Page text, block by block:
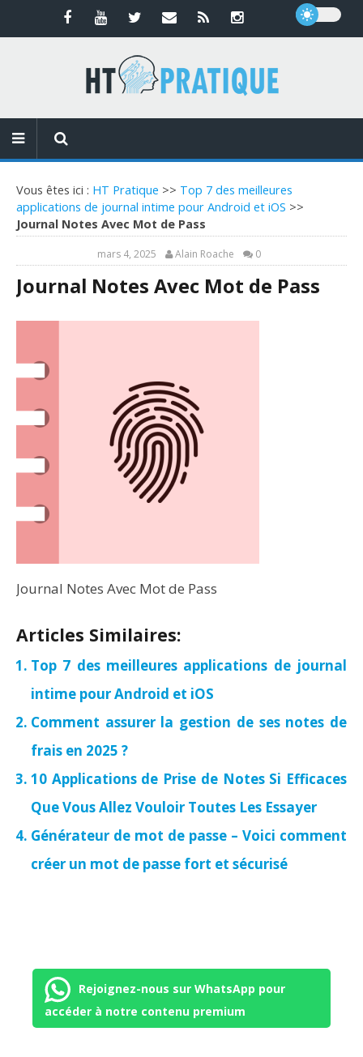
Vous êtes ici : HT Pratique >> Top 7 des meilleures
applications de journal intime pour Android et iOS >>
Journal Notes Avec Mot de Pass
mars 4, 2025 Alain Roache 0
Journal Notes Avec Mot de Pass
Journal Notes Avec Mot de Pass
Articles Similaires:
Top 7 des meilleures applications de journal
intime pour Android et iOS
Comment assurer la gestion de ses notes de
frais en 2025 ?
10 Applications de Prise de Notes Si Efficaces
Que Vous Allez Vouloir Toutes Les Essayer
Générateur de mot de passe – Voici comment
créer un mot de passe fort et sécurisé
Rejoignez-nous sur WhatsApp pour
accéder à notre contenu premium